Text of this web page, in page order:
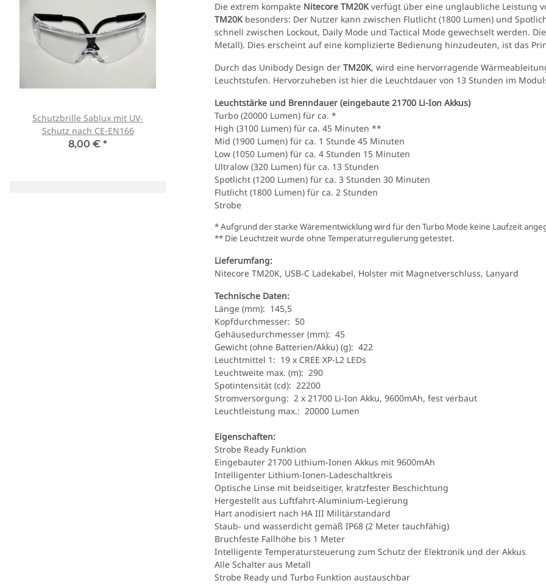
Die extrem kompakte Nitecore TM20Kverfügt über eine unglaubliche Leistung
TM20K besonders: Der Nutzer kann zwischen Flutlicht (1800 Lumen) und
schnell zwischen Lockout, Daily Mode und Tactical Mode gewechselt werden.
Metall). Dies erscheint auf eine komplizierte Bedienung hinzudeuten, ist das
Durch das Unibody Design der TM20K, wird eine hervorragende
Leuchtstufen. Hervorzuheben ist hier die Leuchtdauer von 13 Stunden im
Leuchtstärke und Brenndauer (eingebaute 21700 Li-Ion Akkus)
Turbo (20000 Lumen) für ca. *
High (3100 Lumen) für ca. 45 Minuten **
Mid (1900 Lumen) für ca. 1 Stunde 45 Minuten
Low (1050 Lumen) für ca. 4 Stunden 15 Minuten
Ultralow (320 Lumen) für ca. 13 Stunden
Spotlicht (1200 Lumen) für ca. 3 Stunden 30 Minuten
Flutlicht (1800 Lumen) für ca. 2 Stunden
Strobe
* Aufgrund der starke Wärementwicklung wird für den Turbo Mode keine Laufzeit
** Die Leuchtzeit wurde ohne Temperaturregulierung getestet.
Lieferumfang:
Nitecore TM20K, USB-C Ladekabel, Holster mit Magnetverschluss, Lanyard
Technische Daten:
Länge (mm): 145,5
Kopfdurchmesser: 50
Gehäusedurchmesser (mm): 45
Gewicht (ohne Batterien/Akku) (g): 422
Leuchtmittel 1: 19 x CREE XP-L2 LEDs
Leuchtweite max. (m): 290
Spotintensität (cd): 22200
Stromversorgung: 2 x 21700 Li-Ion Akku, 9600mAh, fest verbaut
Leuchtleistung max.: 20000 Lumen
Eigenschaften:
Strobe Ready Funktion
Eingebauter 21700 Lithium-Ionen Akkus mit 9600mAh
Intelligenter Lithium-Ionen-Ladeschaltkreis
Optische Linse mit beidseitiger, kratzfester Beschichtung
Hergestellt aus Luftfahrt-Aluminium-Legierung
Hart anodisiert nach HA III Militärstandard
Staub- und wasserdicht gemäß IP68 (2 Meter tauchfähig)
Bruchfeste Fallhöhe bis 1 Meter
Intelligente Temperatursteuerung zum Schutz der Elektronik und der Akkus
Alle Schalter aus Metall
Strobe Ready und Turbo Funktion austauschbar
Schutzbrille Sablux mit UV-
Schutz nach CE-EN166
8,00 € *
Tank007 TK-566 3W UV LED
365nm! + Spektralfilter
79,90 €*
Schutz nach CE-EN166
8,00 €